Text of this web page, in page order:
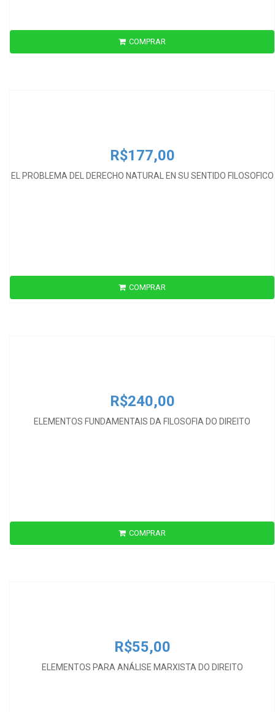
COMPRAR
R$177,00
EL PROBLEMA DEL DERECHO NATURAL EN SU SENTIDO FILOSOFICO
R$177,00
COMPRAR
R$240,00
ELEMENTOS FUNDAMENTAIS DA FILOSOFIA DO DIREITO
R$240,00
COMPRAR
R$55,00
ELEMENTOS PARA ANÁLISE MARXISTA DO DIREITO
R$55,00